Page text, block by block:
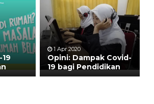
1 Apr 2020
Opini: Dampak Covid-
19 bagi Pendidikan